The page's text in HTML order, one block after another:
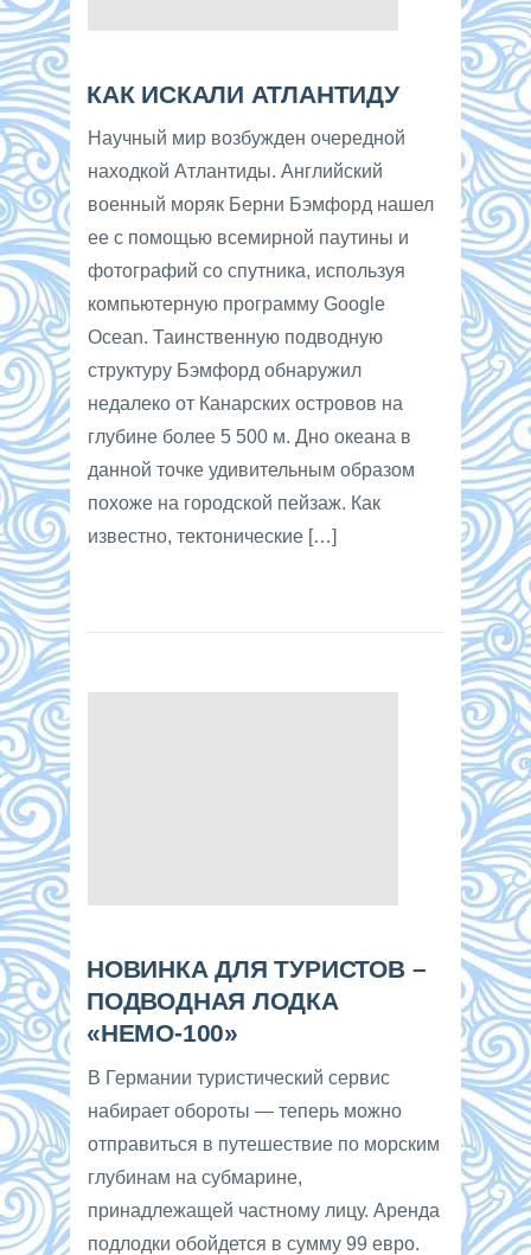
КАК ИСКАЛИ АТЛАНТИДУ
Научный мир возбужден очередной
находкой Атлантиды. Английский
военный моряк Берни Бэмфорд нашел
ее с помощью всемирной паутины и
фотографий со спутника, используя
компьютерную программу Google
Ocean. Таинственную подводную
структуру Бэмфорд обнаружил
недалеко от Канарских островов на
глубине более 5 500 м. Дно океана в
данной точке удивительным образом
похоже на городской пейзаж. Как
известно, тектонические […]
НОВИНКА ДЛЯ ТУРИСТОВ –
ПОДВОДНАЯ ЛОДКА
«НЕМО-100»
В Германии туристический сервис
набирает обороты — теперь можно
отправиться в путешествие по морским
глубинам на субмарине,
принадлежащей частному лицу. Аренда
подлодки обойдется в сумму 99 евро.